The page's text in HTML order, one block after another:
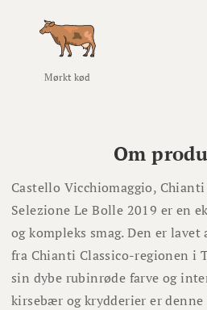
Mørkt kød
Om
Castello Vicchiomaggio, Chianti
Selezione Le Bolle 2019 er en
og kompleks smag. Den er
fra Chianti Classico-regionen i
sin dybe rubinrøde farve og
kirsebær og krydderier er